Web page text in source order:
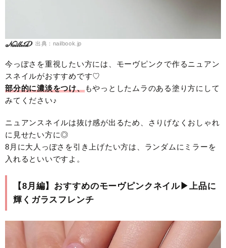
出典：nailbook.jp
今っぽさを重視したい方には、モーヴピンクで作るニュアン
スネイルがおすすめです♡
部分的に濃淡をつけ、もやっとしたムラのある塗り方にして
みてください♪
ニュアンスネイルは抜け感が出るため、さりげなくおしゃれ
に見せたい方に◎
8月に大人っぽさを引き上げたい方は、ランダムにミラーを
入れるといいですよ。
【8月編】おすすめのモーヴピンクネイル▶︎上品に
輝くガラスフレンチ